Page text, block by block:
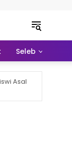
Seleb
Asal